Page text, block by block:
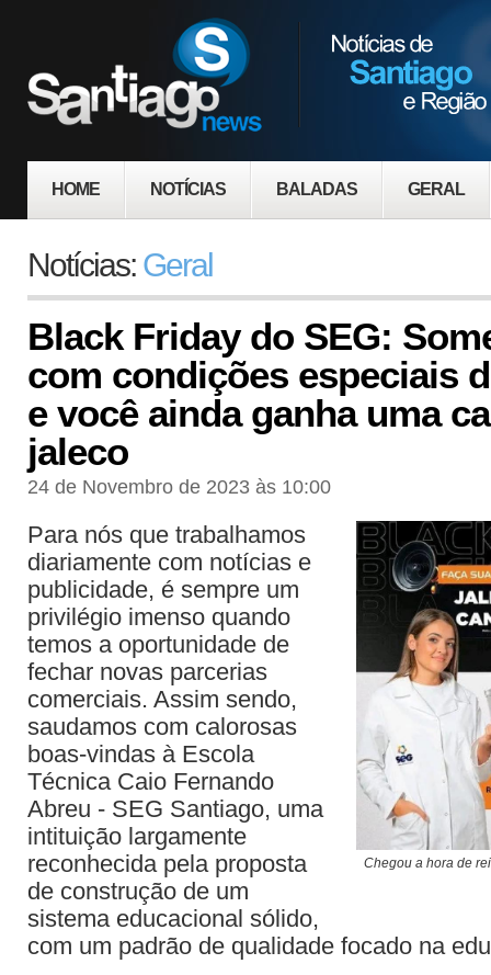
HOME NOTÍCIAS BALADAS GERAL
Notícias: Geral
Black Friday do SEG:
com condições especiais
e você ainda ganha uma
jaleco
24 de Novembro de 2023 às 10:00
Chegou a hora de
Para nós que trabalhamos
diariamente com notícias e
publicidade, é sempre um
privilégio imenso quando
temos a oportunidade de
fechar novas parcerias
comerciais. Assim sendo,
saudamos com calorosas
boas-vindas à Escola
Técnica Caio Fernando
Abreu - SEG Santiago, uma
intituição largamente
reconhecida pela proposta
de construção de um
sistema educacional sólido,
com um padrão de qualidade focado na